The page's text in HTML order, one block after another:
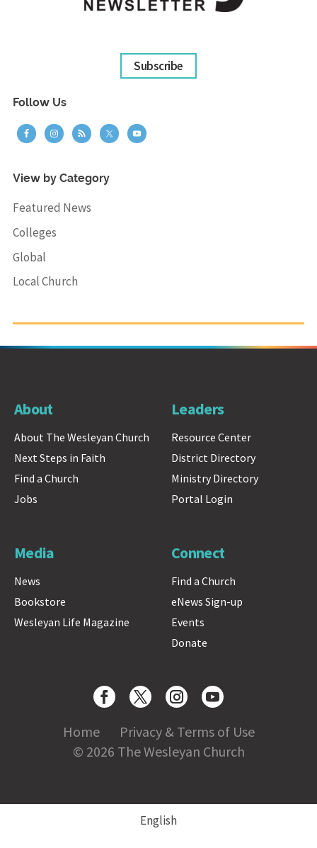
Subscribe
Follow Us
View by Category
Featured News
Colleges
Global
Local Church
About
About The Wesleyan Church
Next Steps in Faith
Find a Church
Jobs
Leaders
Resource Center
District Directory
Ministry Directory
Portal Login
Media
News
Bookstore
Wesleyan Life Magazine
Connect
Find a Church
eNews Sign-up
Events
Donate
Home
Privacy & Terms of Use
© 2026 The Wesleyan Church
English